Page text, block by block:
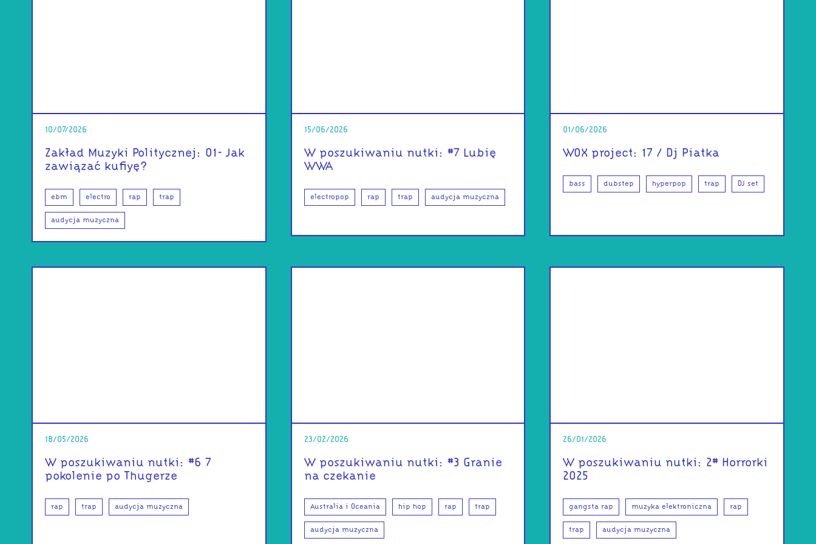
10/07/2026
Zakład Muzyki Politycznej: 01- Jak
zawiązać kufiyę?
ebm electro rap trap
audycja muzyczna
15/06/2026
W poszukiwaniu nutki: #7 Lubię
WWA
electropop rap trap audycja muzyczna
01/06/2026
WOX project: 17 / Dj Piatka
bass dubstep hyperpop trap DJ set
18/05/2026
W poszukiwaniu nutki: #6 7
pokolenie po Thugerze
rap trap audycja muzyczna
23/02/2026
W poszukiwaniu nutki: #3 Granie
na czekanie
Australia i Oceania hip hop rap trap
audycja muzyczna
26/01/2026
W poszukiwaniu nutki: 2# Horrorki
2025
gangsta rap muzyka elektroniczna rap
trap audycja muzyczna